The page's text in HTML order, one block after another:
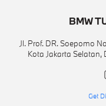
BMW
Jl. Prof. DR. Soepomo
Kota Jakarta Selatan,
Get